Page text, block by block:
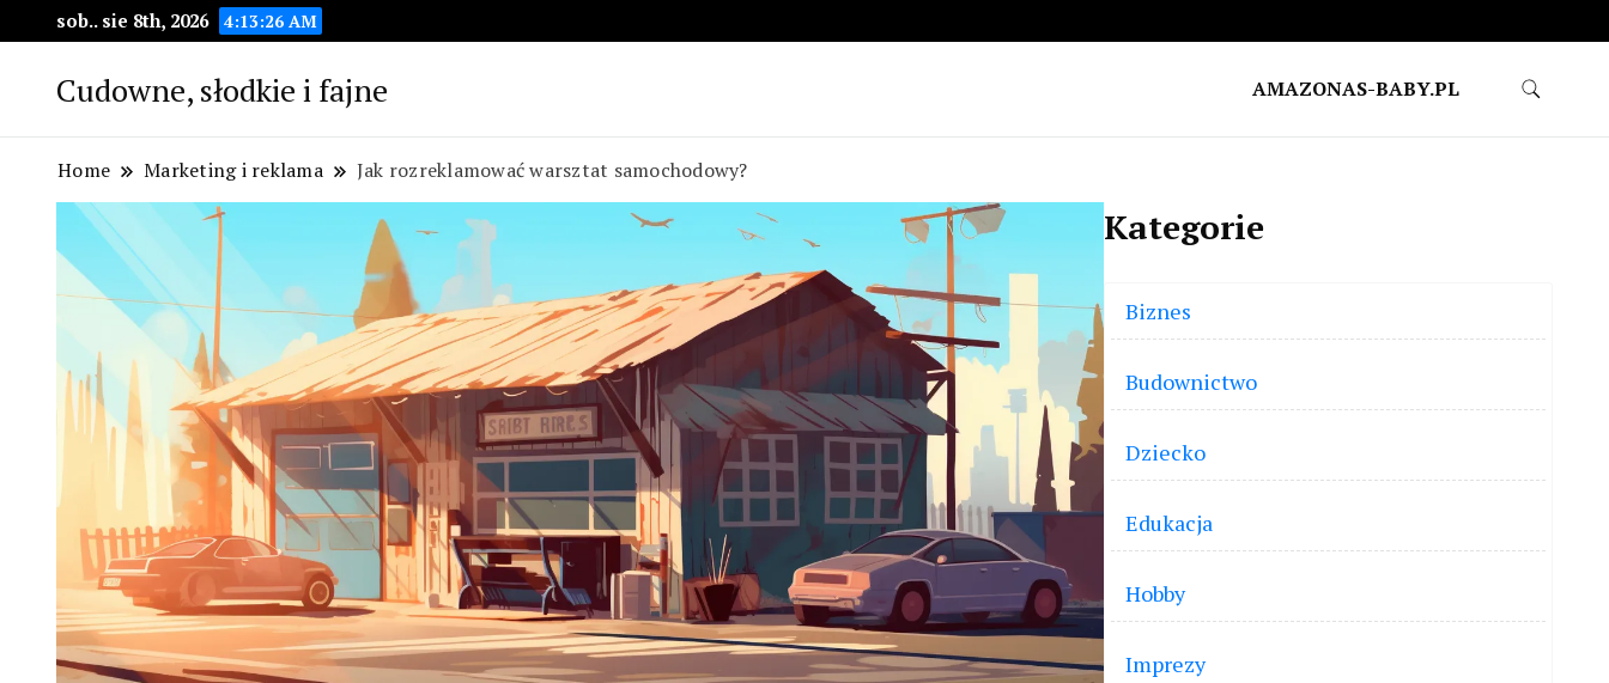
sob.. sie 8th, 2026 4:13:27 AM
Cudowne, słodkie i fajne AMAZONAS-BABY.PL
Home Marketing i reklama Jak rozreklamować warsztat samochodowy?
Kategorie
Biznes
Budownictwo
Dziecko
Edukacja
Hobby
Imprezy